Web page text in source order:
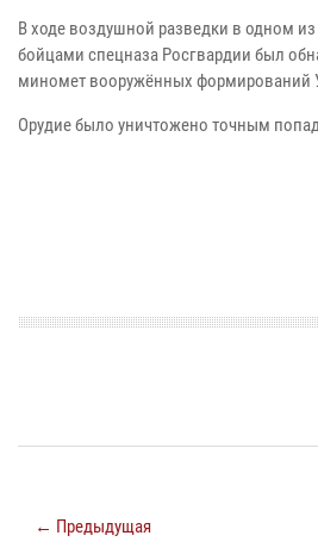
В ходе воздушной разведки в одном
бойцами спецназа Росгвардии был
миномет вооружённых формирований
Орудие было уничтожено точным
← Предыдущая